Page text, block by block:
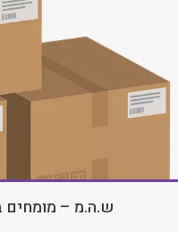
ש.ה.מ – מומחים